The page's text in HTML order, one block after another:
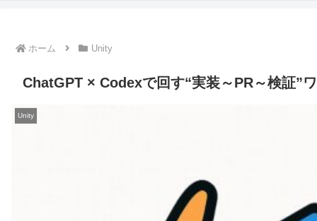
ホーム Unity
ChatGPT × Codexで回す“実装～PR～検証”
Unity